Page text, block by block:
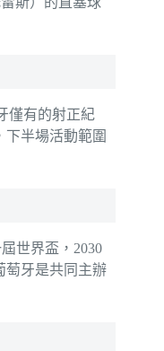
僅有的射正紀
半場活動範圍
世界盃，2030
萄牙是共同主辦